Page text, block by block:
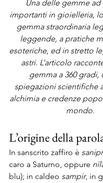
Una delle gemme
importanti in gioielleria,
gemma straordinaria
leggende, a pratiche
esoteriche, ed in stretto
astri. L’articolo
gemma a 360 gradi,
spiegazioni scientifiche
alchimia e credenze
mondo.
L’origine della
In sanscrito zaffiro è
caro a Saturno, oppure
blu); in caldeo sampir, in